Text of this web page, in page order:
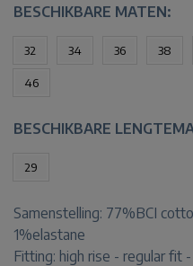
BESCHIKBARE MATEN:
32 34 36 38
46
BESCHIKBARE
29
Samenstelling: 77%BCI
1%elastane
Fitting: high rise - regular fit